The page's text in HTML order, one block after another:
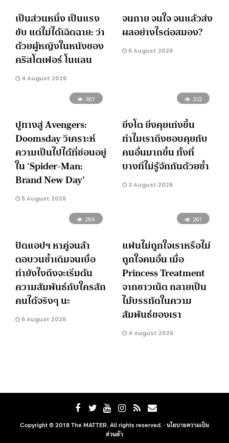
เป็นส่วนหนึ่ง เป็นแรง
ขับ แต่ไม่ได้เฉิดฉาย: ว่า
ด้วยผู้หญิงในหนังของ
คริสโตเฟอร์ โนแลน
4 August 2026
จนกาย จนใจ จนแล้วส่ง
ผลอย่างไรต่อสมอง?
6 August 2026
367
ปูทางสู่ Avengers:
Doomsday วิเคราะห์
ความเป็นไปได้ที่ซ่อนอยู่
ใน ‘Spider-Man:
Brand New Day’
5 August 2026
332
ยิ่งโต ยิ่งคุยเก่งขึ้น
ทำไมเราถึงชอบคุยกับ
คนอื่นมากขึ้น ทั้งที่
บางทีไม่รู้จักกันด้วยซ้ำ
3 August 2026
284
ปัดแอปฯ หาคู่จนล้า
ตอบวนซ้ำเดิมจนเบื่อ
ทำยังไงถึงจะเริ่มต้น
ความสัมพันธ์กับใครสัก
คนได้จริงๆ นะ
6 August 2026
261
แฟนไม่ถูกใจเราหรือไม่
ถูกใจคนอื่น เมื่อ
Princess Treatment
จากชาวเน็ต กลายเป็น
ไม้บรรทัดในความ
สัมพันธ์ของเรา
4 August 2026
Copyright © 2018 The MATTER. All rights reserved. ·นโยบายความเป็น
ส่วนตัว